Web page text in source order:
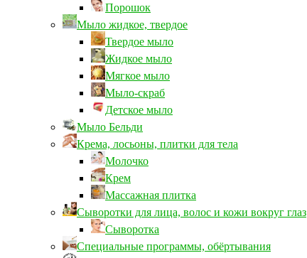
Порошок
Мыло жидкое, твердое
Твердое мыло
Жидкое мыло
Мягкое мыло
Мыло-скраб
Детское мыло
Мыло Бельди
Крема, лосьоны, плитки для тела
Молочко
Крем
Массажная плитка
Сыворотки для лица, волос и кожи вокруг глаз
Сыворотка
Специальные программы, обёртывания